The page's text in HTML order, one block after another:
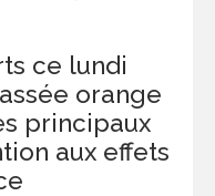
ce lundi
orange
principaux
aux effets